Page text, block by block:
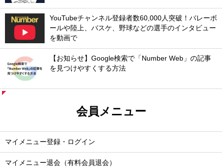
YouTubeチャンネル登録者数60,000人突破！バレーボ
ールや陸上、バスケ、野球などの選手のインタビュー
を動画で
【お知らせ】Google検索で「Number Web」の記事
を見つけやすくする方法
会員メニュー
マイメニュー登録・ログイン
マイメニュー退会（有料会員退会）